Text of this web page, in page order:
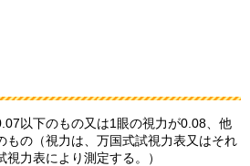
以下のもの又は1眼の視力が0.08、他
もの（視力は、万国式試視力表又はそれ
力表により測定する。）